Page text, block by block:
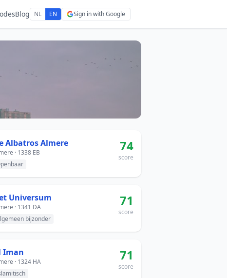
Blog NL EN Sign in with Google
Albatros Almere
· 1338 EB
74
score
Universum
· 1341 DA
bijzonder
71
score
Iman
· 1324 HA
71
score